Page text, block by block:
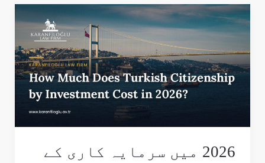
2026 میں سرمایہ کاری کے
2026
میں
کاری
کے
ذریعے
لاگت